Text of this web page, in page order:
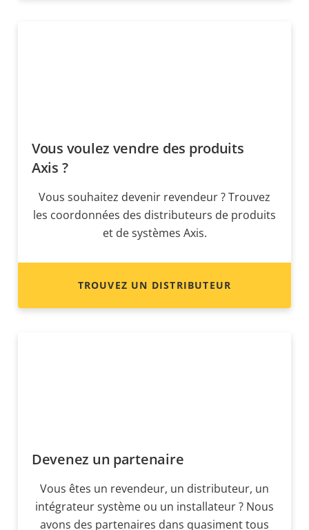
Vous voulez vendre des produits
Axis ?
Vous souhaitez devenir revendeur ? Trouvez
les coordonnées des distributeurs de produits
et de systèmes Axis.
TROUVEZ UN DISTRIBUTEUR
Devenez un partenaire
Vous êtes un revendeur, un distributeur, un
intégrateur système ou un installateur ? Nous
avons des partenaires dans quasiment tous